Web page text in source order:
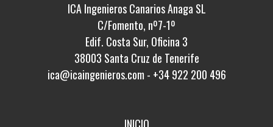
ICA Ingenieros Canarios Anaga SL
C/Fomento, nº7-1º
Edif. Costa Sur, Oficina 3
38003 Santa Cruz de Tenerife
ica@icaingenieros.com - +34 922 200 496